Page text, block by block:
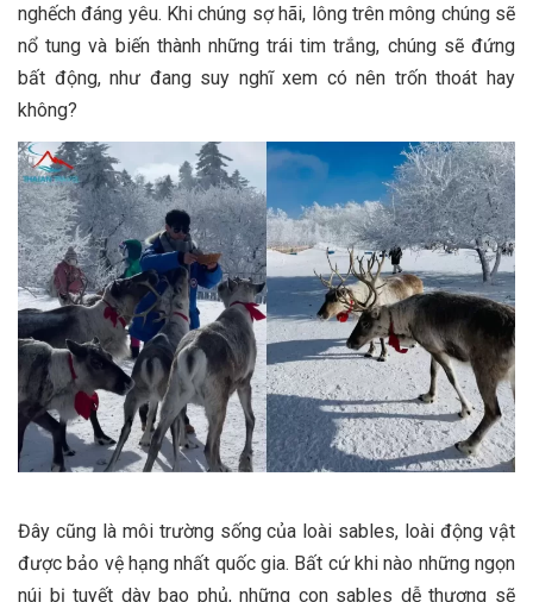
nghếch đáng yêu. Khi chúng sợ hãi, lông trên mông chúng sẽ
nổ tung và biến thành những trái tim trắng, chúng sẽ đứng
bất động, như đang suy nghĩ xem có nên trốn thoát hay
không?
Đây cũng là môi trường sống của loài sables, loài động vật
được bảo vệ hạng nhất quốc gia. Bất cứ khi nào những ngọn
núi bị tuyết dày bao phủ, những con sables dễ thương sẽ